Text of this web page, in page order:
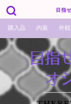
目指
購入品 内装 外